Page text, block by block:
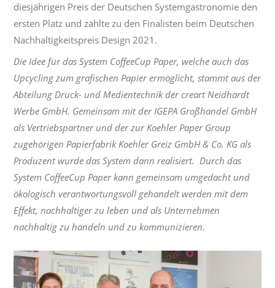
diesjährigen Preis der Deutschen Systemgastronomie den
ersten Platz und zählte zu den Finalisten beim Deutschen
Nachhaltigkeitspreis Design 2021.
Die Idee für das System CoffeeCup Paper, welche auch das
Upcycling zum grafischen Papier ermöglicht, stammt aus der
Abteilung Druck- und Medientechnik der creart Neidhardt
Werbe GmbH. Gemeinsam mit der IGEPA Großhandel GmbH
als Vertriebspartner und der zur Koehler Paper Group
zugehörigen Papierfabrik Koehler Greiz GmbH & Co. KG als
Produzent wurde das System dann realisiert. Durch das
System CoffeeCup Paper kann gemeinsam umgedacht und
ökologisch verantwortungsvoll gehandelt werden mit dem
Effekt, nachhaltiger zu leben und als Unternehmen
nachhaltig zu handeln und zu kommunizieren.